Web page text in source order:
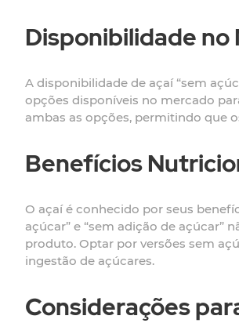
Disponibilidade no
A disponibilidade de açaí “sem
opções disponíveis no mercado
ambas as opções, permitindo que
Benefícios
O açaí é conhecido por seus
açúcar” e “sem adição de
produto. Optar por versões sem
ingestão de açúcares.
Considerações